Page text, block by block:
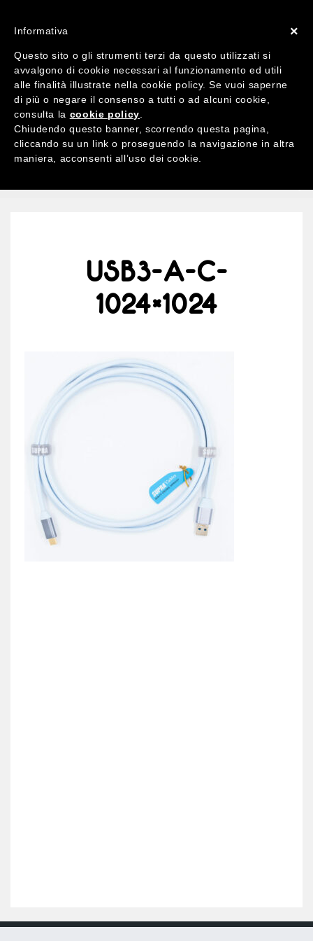
MENU
Ricerca
per:
USB3-A-C-
1024×1024
×
Informativa
Questo sito o gli strumenti terzi da questo utilizzati si
avvalgono di cookie necessari al funzionamento ed utili
alle finalità illustrate nella cookie policy. Se vuoi saperne
di più o negare il consenso a tutti o ad alcuni cookie,
consulta la cookie policy
Chiudendo questo banner, scorrendo questa pagina,
cliccando su un link o proseguendo la navigazione in altra
maniera, acconsenti all’uso dei cookie.